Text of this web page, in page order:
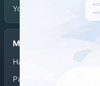
Yogyakarta.
Menu
Halaman Depan
Panduan Penggunaan